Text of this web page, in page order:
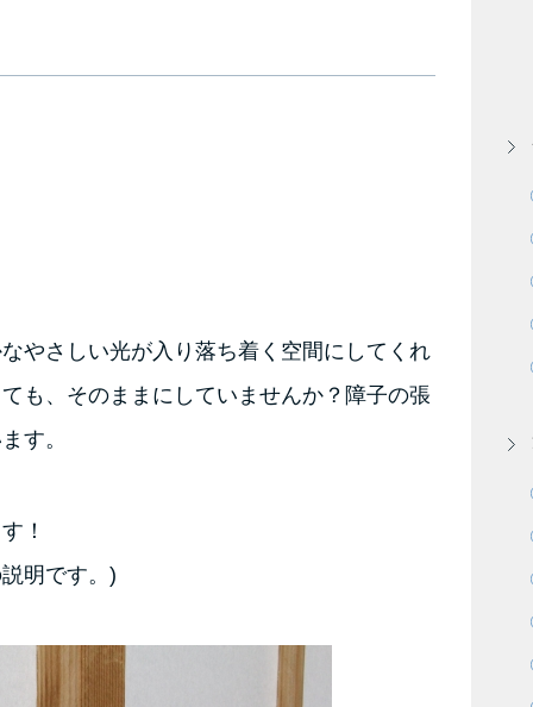
やさしい光が入り落ち着く空間にしてくれ
も、そのままにしていませんか？障子の張
す。
！
明です。)